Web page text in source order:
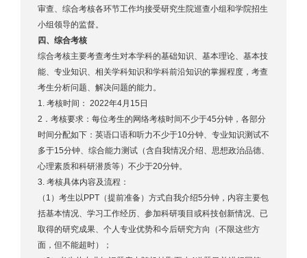
审查、综合考核各环节工作均接受研究生院巡查小组和学院招生
小组领导的监督。
四、综合考核
综合考核主要考查考生对本学科的基础知识、基本理论、基本技
能、专业知识、相关学科知识和学科前沿知识的掌握程度，考查
考生分析问题、解决问题的能力。
1. 考核时间： 2022年4月15日
2．考核要求：每位考生的网络考核时间不少于45分钟，各部分
时间分配如下：英语口语和听力不少于10分钟、专业知识测试不
多于15分钟、综合能力测试（含自我情况介绍、思想政治品德、
心理素质和科研潜质等）不少于20分钟。
3. 考核具体内容及流程：
（1）考生以PPT（提前准备）方式自我介绍5分钟，内容主要包
括基本情况、学习工作经历、参加科研项目或科技创新情况、已
取得的研究成果、个人专业优势和今后研究方向（不限这些方
面，但不能超时）；